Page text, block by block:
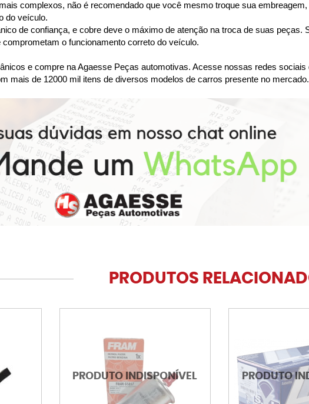
complexos, não é recomendado que você mesmo troque sua
do veículo.
de confiança, e cobre deve o máximo de atenção na troca de suas peças.
comprometam o funcionamento correto do veículo.
e compre na Agaesse Peças automotivas. Acesse nossas redes
mais de 12000 mil itens de diversos modelos de carros presente no
PRODUTOS